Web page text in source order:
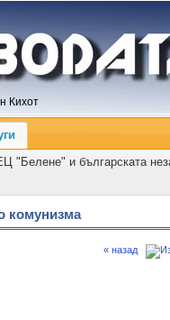
Кихот
"Белене" и българската
комунизма
« назад